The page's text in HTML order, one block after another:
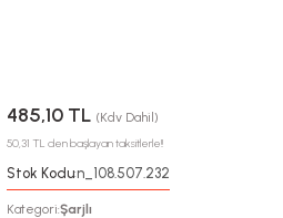
485,10 TL (Kdv Dahil)
50,31 TL den başlayan taksitlerle!!
Stok Kodu:n_108.507.232
Kategori:Şarjlı